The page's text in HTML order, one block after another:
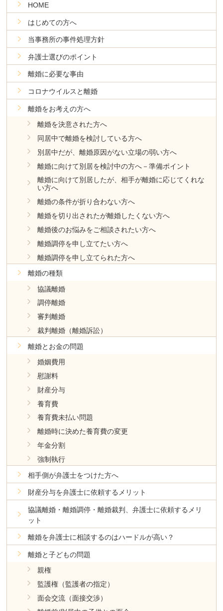
HOME
はじめての方へ
当事務所の事件処理方針
弁護士選びのポイント
離婚に必要な事由
コロナウイルスと離婚
離婚をお考えの方へ
離婚を決意された方へ
同居中で離婚を検討している方へ
別居中だが、離婚原因がない立場の弱い方へ
離婚に向けて別居を検討中の方へ－準備ポイント
離婚に向けて別居したが、相手が離婚に応じてくれな
い方へ
離婚の条件が折り合わない方へ
離婚を切り出されたが離婚したくない方へ
離婚後のお悩みをご相談されたい方へ
離婚調停を申し立てたい方へ
離婚調停を申し立てられた方へ
離婚の種類
協議離婚
調停離婚
審判離婚
裁判離婚（離婚訴訟）
離婚とお金の問題
婚姻費用
慰謝料
財産分与
養育費
養育費未払い問題
離婚時に決めた養育費の変更
年金分割
強制執行
相手側が弁護士をつけた方へ
財産分与を弁護士に依頼するメリット
協議離婚・離婚調停・離婚裁判、弁護士に依頼するメリ
ット
離婚を弁護士に相談するのはハードルが高い？
離婚と子どもの問題
親権
監護権（監護者の指定）
面会交流（面接交渉）